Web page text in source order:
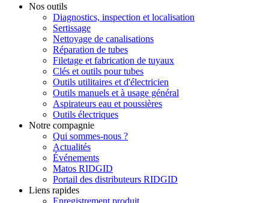
Nos outils
Diagnostics, inspection et localisation
Sertissage
Nettoyage de canalisations
Réparation de tubes
Filetage et fabrication de tuyaux
Clés et outils pour tubes
Outils utilitaires et d'électricien
Outils manuels et à usage général
Aspirateurs eau et poussières
Outils électriques
Notre compagnie
Qui sommes-nous ?
Actualités
Événements
Matos RIDGID
Portail des distributeurs RIDGID
Liens rapides
Enregistrement produit